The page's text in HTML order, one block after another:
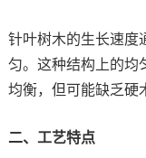
针叶树木的生长速度
匀。这种结构上的均
均衡，但可能缺乏硬
二、工艺特点